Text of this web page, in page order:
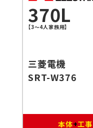
370L
【3～4人家族用】
三菱電機
SRT-W376
本体+工事